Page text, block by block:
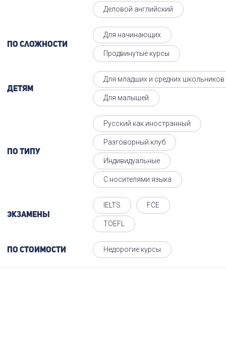
Деловой английский
По сложности
Для начинающих
Продвинутые курсы
Детям
Для младших и средних школьников
Для малышей
По типу
Русский как иностранный
Разговорный клуб
Индивидуальные
С носителями языка
Экзамены
IELTS FCE
TOEFL
По стоимости Недорогие курсы